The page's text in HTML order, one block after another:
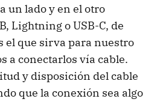
un lado y en el otro
Lightning o USB-C, de
el que sirva para nuestro
a conectarlos vía cable.
y disposición del cable
que la conexión sea algo